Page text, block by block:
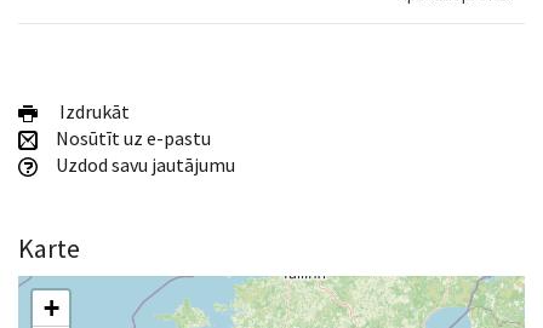
Izdrukāt
Nosūtīt uz e-pastu
Uzdod savu jautājumu
Karte
+